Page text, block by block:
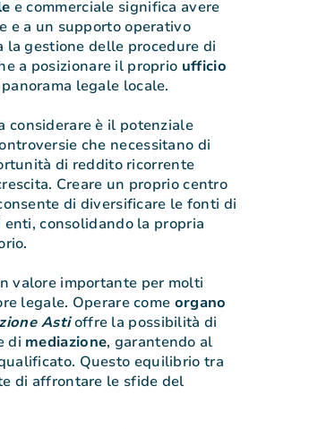
e commerciale significa avere
e a un supporto operativo
gestione delle procedure di
a posizionare il proprio ufficio
legale locale.
considerare è il potenziale
che necessitano di
di reddito ricorrente
Creare un proprio centro
di diversificare le fonti di
consolidando la propria
valore importante per molti
legale. Operare come organo
Astioffre la possibilità di
di mediazione, garantendo al
Questo equilibrio tra
di affrontare le sfide del